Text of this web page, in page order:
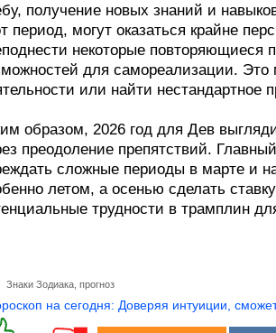
получение новых знаний и
период, могут оказаться крайне
некоторые повторяющиеся
для самореализации.
или найти нестандартное
образом, 2026 год для Дев
преодоление препятствий.
сложные периоды в марте и
летом, а осенью сделать
трудности в трамплин
Знаки Зодиака прогноз
на сегодня: Доверяя интуиции,